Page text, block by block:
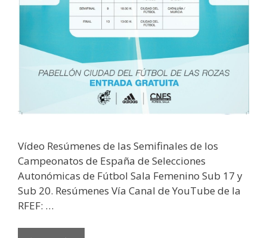
Vídeo Resúmenes de las Semifinales de los
Campeonatos de España de Selecciones
Autonómicas de Fútbol Sala Femenino Sub 17 y
Sub 20. Resúmenes Vía Canal de YouTube de la
RFEF: …